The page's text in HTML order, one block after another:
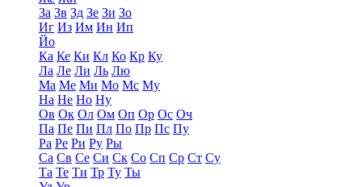
За Зв Зд Зе Зи Зо
Иг Из Им Ин Ип
Йо
Ка Ке Ки Кл Ко Кр Ку
Ла Ле Ли Ль Лю
Ма Ме Ми Мо Мс Му
На Не Но Ну
Ов Ок Ол Ом Оп Ор Ос Оч
Па Пе Пи Пл По Пр Пс Пу
Ра Ре Ри Ру Ры
Са Св Се Си Ск Со Сп Ср Ст Су
Та Те Ти Тр Ту Ты